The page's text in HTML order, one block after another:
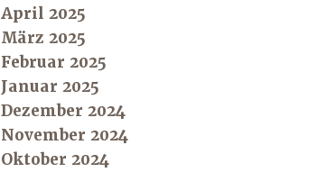
April 2025
März 2025
Februar 2025
Januar 2025
Dezember 2024
November 2024
Oktober 2024